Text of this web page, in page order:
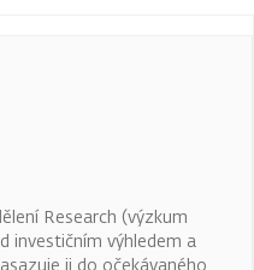
Research (výzkum
investičním výhledem a
ji do očekávaného